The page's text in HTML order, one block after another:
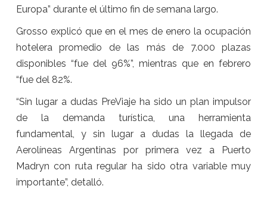
Europa” durante el último fin de semana largo.
Grosso explicó que en el mes de enero la ocupación
hotelera promedio de las más de 7.000 plazas
disponibles “fue del 96%”, mientras que en febrero
“fue del 82%.
“Sin lugar a dudas PreViaje ha sido un plan impulsor
de la demanda turística, una herramienta
fundamental, y sin lugar a dudas la llegada de
Aerolíneas Argentinas por primera vez a Puerto
Madryn con ruta regular ha sido otra variable muy
importante”, detalló.